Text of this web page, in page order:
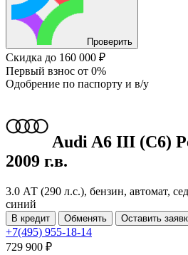
Проверить
Скидка до 160 000 ₽
Первый взнос от 0%
Одобрение по паспорту и в/у
Audi A6 III (C6)
2009 г.в.
3.0 АТ (290 л.с.), бензин, автомат,
синий
В кредит Обменять Оставить
+7(495) 955-18-14
729 900 ₽